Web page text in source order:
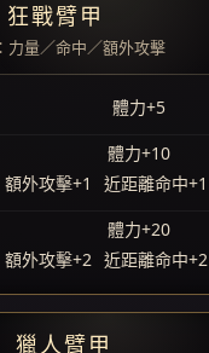
狂戰臂甲
力量／命中／額外攻擊
體力+5
體力+10
額外攻擊+1
近距離命中+1
體力+20
額外攻擊+2 近距離命中+2
獵人臂甲